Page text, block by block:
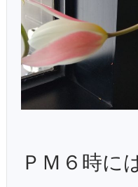
ＰＭ６時に